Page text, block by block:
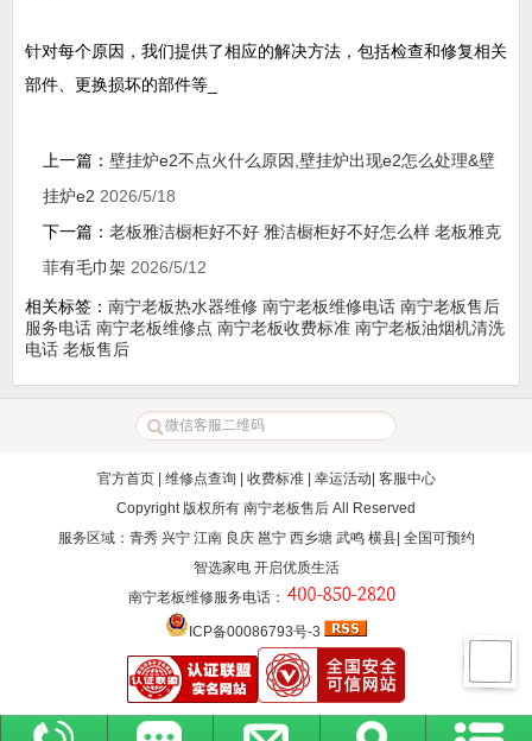
针对每个原因，我们提供了相应的解决方法，包括检查和修复相关
部件、更换损坏的部件等_
上一篇： 壁挂炉e2不点火什么原因,壁挂炉出现e2怎么处理&壁
挂炉e2 2026/5/18
下一篇： 老板雅洁橱柜好不好 雅洁橱柜好不好怎么样 老板雅克
菲有毛巾架 2026/5/12
相关标签： 南宁老板热水器维修 南宁老板维修电话 南宁老板售后
服务电话 南宁老板维修点 南宁老板收费标准 南宁老板油烟机清洗
电话 老板售后
官方首页| 维修点查询 收费标准| 幸运活动 客服中心
Copyright 版权所有 南宁老板售后 All Reserved
服务区域：青秀 兴宁 江南 良庆 邕宁 西乡塘 武鸣 横县| 全国可预约
智选家电 开启优质生活
南宁老板维修服务电话 ：
ICP备00086793号-3